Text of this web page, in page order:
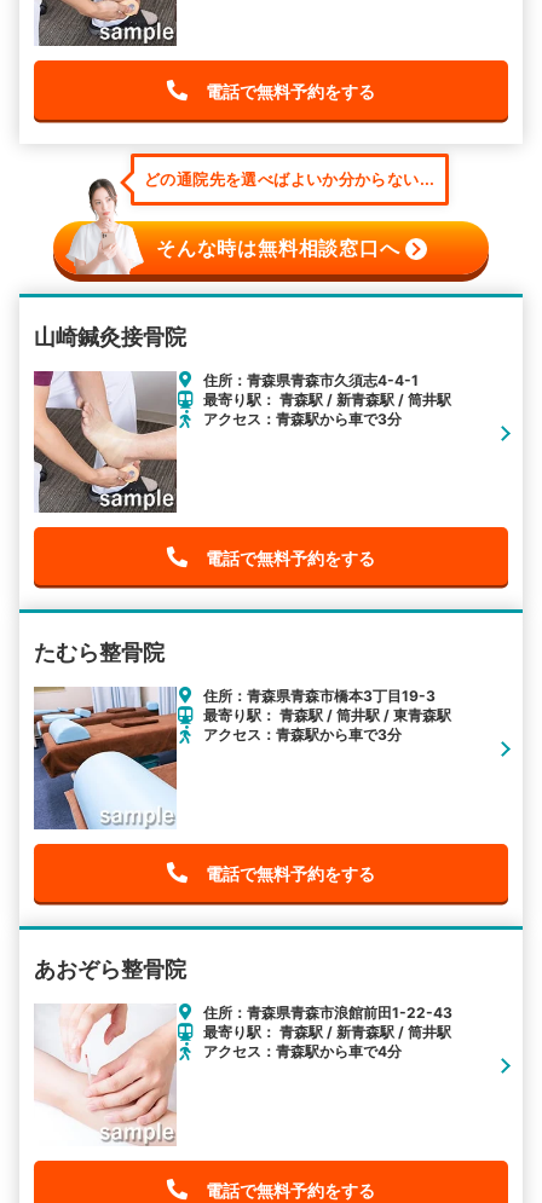
電話で無料予約をする
どの通院先を選べばよいか分からない...
そんな時は無料相談窓口へ
山崎鍼灸接骨院
住所：青森県青森市久須志4-4-1
最寄り駅： 青森駅 / 新青森駅 / 筒井駅
アクセス：青森駅から車で3分
電話で無料予約をする
たむら整骨院
住所：青森県青森市橋本3丁目19-3
最寄り駅： 青森駅 / 筒井駅 / 東青森駅
アクセス：青森駅から車で3分
電話で無料予約をする
あおぞら整骨院
住所：青森県青森市浪館前田1-22-43
最寄り駅： 青森駅 / 新青森駅 / 筒井駅
アクセス：青森駅から車で4分
電話で無料予約をする